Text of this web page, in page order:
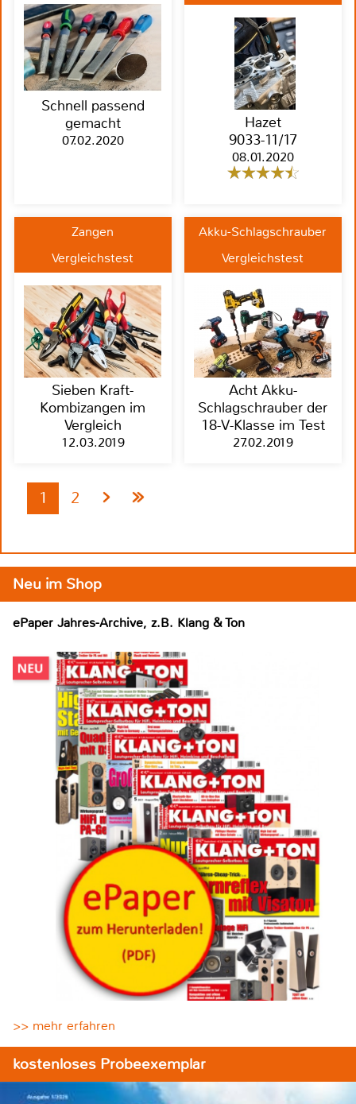
Schnell passend
gemacht
07.02.2020
Hazet
9033-11/17
08.01.2020
Zangen
Vergleichstest
Sieben Kraft-
Kombizangen im
Vergleich
12.03.2019
Akku-Schlagschrauber
Vergleichstest
Acht Akku-
Schlagschrauber der
18-V-Klasse im Test
27.02.2019
1 2
Neu im Shop
ePaper Jahres-Archive, z.B. Klang & Ton
>> mehr erfahren
kostenloses Probeexemplar